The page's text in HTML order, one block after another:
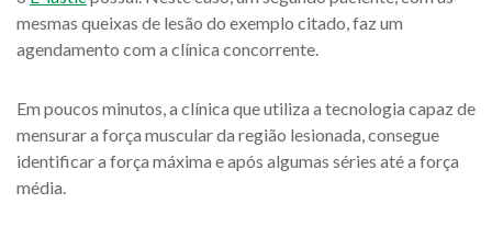
mesmas queixas de lesão do exemplo citado, faz um
agendamento com a clínica concorrente.
Em poucos minutos, a clínica que utiliza a tecnologia capaz de
mensurar a força muscular da região lesionada, consegue
identificar a força máxima e após algumas séries até a força
média.